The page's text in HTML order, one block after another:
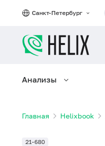
Санкт-Петербург
Анализы
Главная Helixbook
21-680